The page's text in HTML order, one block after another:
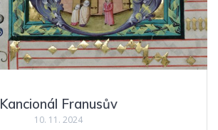
Kancionál Franusův
10. 11. 2024